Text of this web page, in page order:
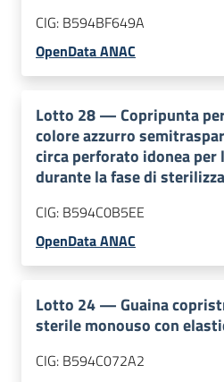
CIG: B594BF649A
OpenData ANAC
Lotto 28—Copripunta
colore azzurro
circa perforato idonea per
durante la fase di
CIG: B594C0B5EE
OpenData ANAC
Lotto 24—Guaina
sterile monouso con
CIG: B594C072A2